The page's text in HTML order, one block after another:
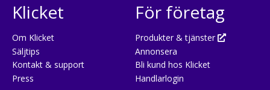
Klicket
Om Klicket
Säljtips
Kontakt & support
Press
För företag
Produkter & tjänster
Annonsera
Bli kund hos Klicket
Handlarlogin